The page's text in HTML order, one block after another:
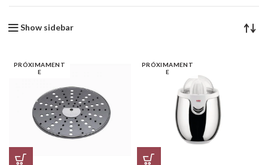
Show sidebar
PRÓXIMAMENT
E
PRÓXIMAMENT
E